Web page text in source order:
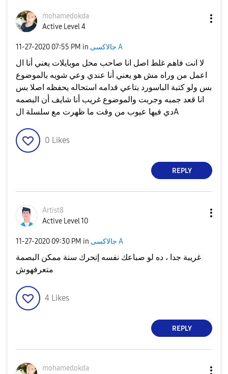
mohamedokda
Active Level 4
‎11-27-2020 07:55 PM in جالاكسى A
لا انت فاهم غلط اصل انا صاحب محل موبايلات يعني أنا ال
اعمل من وراه مش هو يعني أنا عندي وعي شويه بالموضوع
بس ولو كتبة الباسورد بتاعي قدامه استحاله يحفظه اصلا بس
انا قعد جمبه وجربت والموضوع غريب أنا شايف أن البصمه
دي فيها عيوب من وقت ما ظهرت مع سلسلة الA
0 Likes
REPLY
Artist8
Active Level 10
‎11-27-2020 09:30 PM in جالاكسى A
غريبة جدا ، ده لو صباعك نفسه إتحرك سنة ممكن البصمة
متعرفهوش
4 Likes
REPLY
mohamedokda